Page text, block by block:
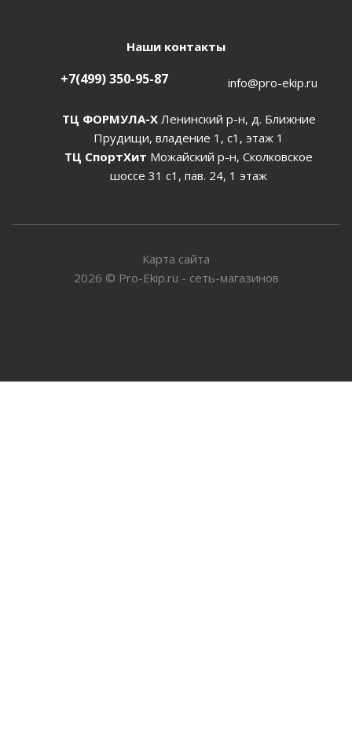
Наши контакты
+7(499) 350-95-87 info@pro-ekip.ru
ТЦ ФОРМУЛА-ХЛенинский р-н, д. Ближние
Прудищи, владение 1, с1, этаж 1
ТЦ СпортХит Можайский р-н, Сколковское
шоссе 31 с1, пав. 24, 1 этаж
Карта сайта
2026 © Pro-Ekip.ru - сеть-магазинов